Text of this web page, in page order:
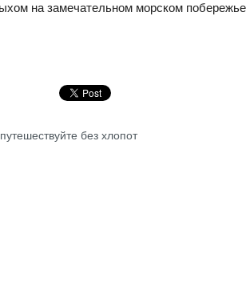
на замечательном морском
без хлопот